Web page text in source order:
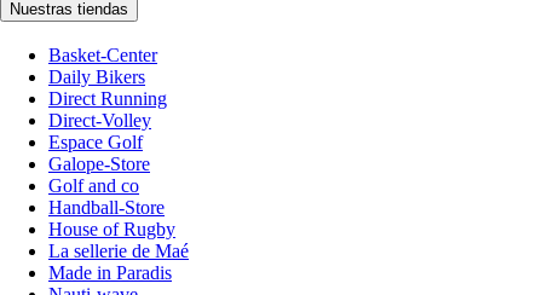
Nuestras tiendas
Basket-Center
Daily Bikers
Direct Running
Direct-Volley
Espace Golf
Galope-Store
Golf and co
Handball-Store
House of Rugby
La sellerie de Maé
Made in Paradis